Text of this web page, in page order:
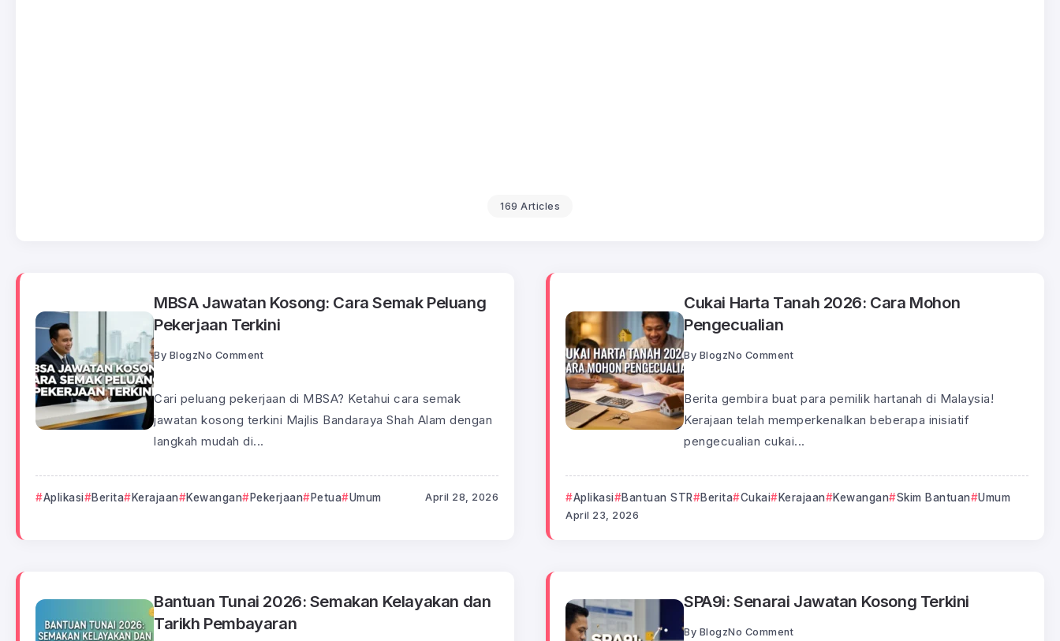
169 Articles
MBSA Jawatan Kosong: Cara Semak Peluang
Pekerjaan Terkini
By BlogzNo Comment
Cari peluang pekerjaan di MBSA? Ketahui cara semak
jawatan kosong terkini Majlis Bandaraya Shah Alam dengan
langkah mudah di...
Aplikasi Berita Kerajaan Kewangan Pekerjaan Petua Umum April 28, 2026
Cukai Harta Tanah 2026: Cara Mohon
Pengecualian
By BlogzNo Comment
Berita gembira buat para pemilik hartanah di Malaysia!
Kerajaan telah memperkenalkan beberapa inisiatif
pengecualian cukai...
Aplikasi Bantuan STR Berita Cukai Kerajaan Kewangan Skim Bantuan Umum
April 23, 2026
Bantuan Tunai 2026: Semakan Kelayakan dan
Tarikh Pembayaran
SPA9i: Senarai Jawatan Kosong Terkini
By BlogzNo Comment